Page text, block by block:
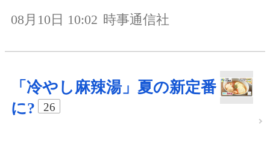
08月10日 10:02 時事通信社
「冷やし麻辣湯」夏の新定番
に?
26